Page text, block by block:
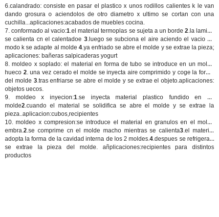
6.calandrado: consiste en pasar el plastico x unos rodillos calientes k le van
dando grosura o aciendolos de otro diametro x ultimo se cortan con una
cuchilla...aplicaciones:acabados de muebles cocina.
7.conformado al vacio:1.el material termoplas se sujeta a un borde 2.la lamina
se calienta cn el calentadoe 3.luego se subciona el aire aciendo el vacio de
modo k se adapte al molde 4.ya enfriado se abre el molde y se extrae la pieza;
aplicaciones: bañeras salpicaderas yogurt
8.moldeo x soplado: el material en forma de tubo se introduce en un molde
hueco 2. una vez cerado el molde se inyecta aire comprimido y coge la forma
del molde 3.tras enfriarse se abre el molde y se extrae el objeto.aplicaciones:
objetos uecos.
9. moldeo x inyecion:1.se inyecta material plastico fundido en un
molde2.cuando el material se solidifica se abre el molde y se extrae la
pieza..aplicacion:cubos,recipientes
10.moldeo x compresion:se introduce el material en granulos en el molde
embra.2.se comprime cn el molde macho mientras se calienta3.el material
adopta la forma de la cavidad interna de los 2 moldes.4.despues se refrigera y
se extrae la pieza del molde. añplicaciones:recipientes para distintos
productos